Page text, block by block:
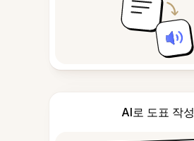
AI로 도표 작성